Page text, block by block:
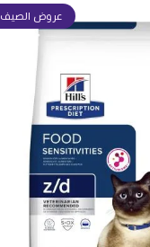
عروض الصيف